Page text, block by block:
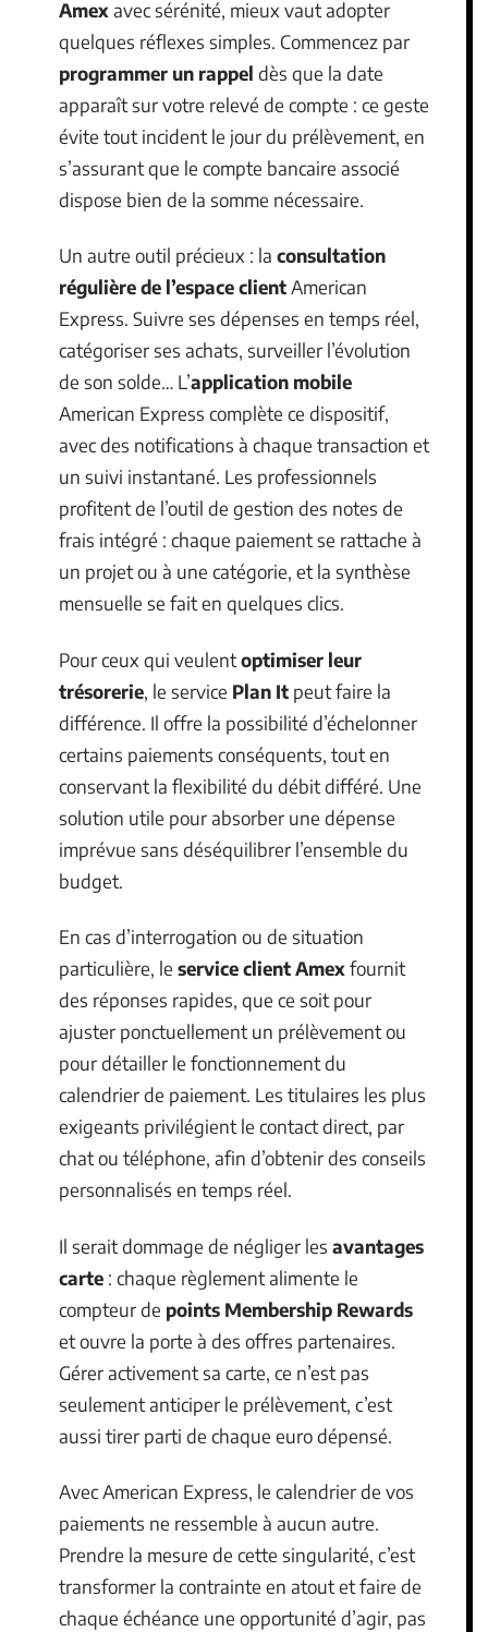
Amexavec sérénité, mieux vaut adopter
quelques réflexes simples. Commencez par
programmer un rappel dès que la date
apparaît sur votre relevé de compte : ce geste
évite tout incident le jour du prélèvement, en
s’assurant que le compte bancaire associé
dispose bien de la somme nécessaire.
Un autre outil précieux : la consultation
régulière de l’espace clientAmerican
Express. Suivre ses dépenses en temps réel,
catégoriser ses achats, surveiller l’évolution
de son solde… L’application mobile
American Express complète ce dispositif,
avec des notifications à chaque transaction et
un suivi instantané. Les professionnels
profitent de l’outil de gestion des notes de
frais intégré : chaque paiement se rattache à
un projet ou à une catégorie, et la synthèse
mensuelle se fait en quelques clics.
Pour ceux qui veulentoptimiser leur
trésorerie, le service Plan It peut faire la
différence. Il offre la possibilité d’échelonner
certains paiements conséquents, tout en
conservant la flexibilité du débit différé. Une
solution utile pour absorber une dépense
imprévue sans déséquilibrer l’ensemble du
budget.
En cas d’interrogation ou de situation
particulière, le service client Amexfournit
des réponses rapides, que ce soit pour
ajuster ponctuellement un prélèvement ou
pour détailler le fonctionnement du
calendrier de paiement. Les titulaires les plus
exigeants privilégient le contact direct, par
chat ou téléphone, afin d’obtenir des conseils
personnalisés en temps réel.
Il serait dommage de négliger les avantages
carte : chaque règlement alimente le
compteur de points Membership Rewards
et ouvre la porte à des offres partenaires.
Gérer activement sa carte, ce n’est pas
seulement anticiper le prélèvement, c’est
aussi tirer parti de chaque euro dépensé.
Avec American Express, le calendrier de vos
paiements ne ressemble à aucun autre.
Prendre la mesure de cette singularité, c’est
transformer la contrainte en atout et faire de
chaque échéance une opportunité d’agir, pas